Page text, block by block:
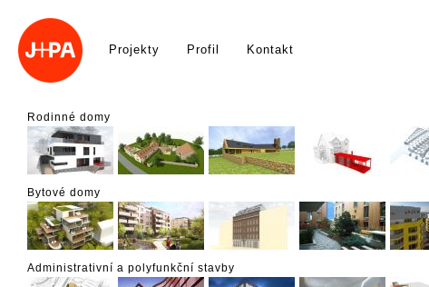
Projekty Profil Kontakt
Rodinné domy
Bytové domy
Administrativní a polyfunkční stavby